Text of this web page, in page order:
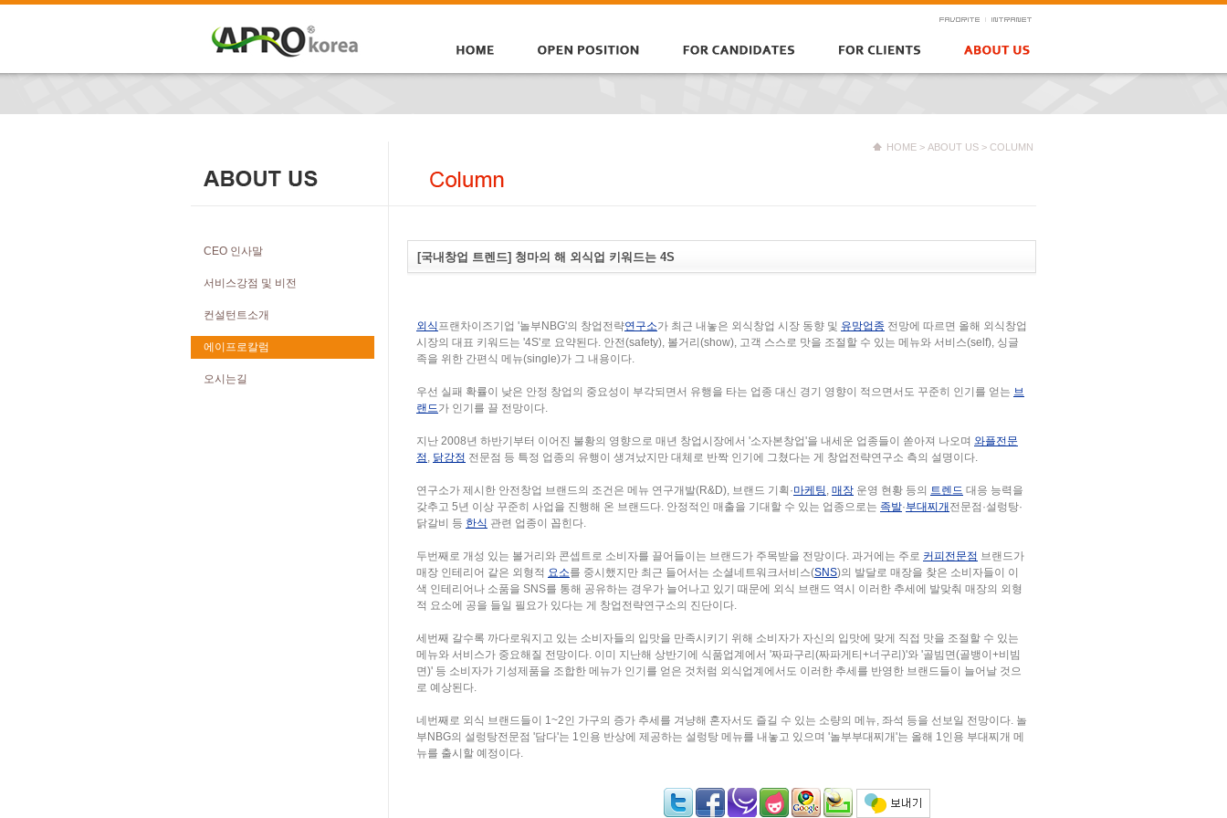
CEO 인사말
서비스강점 및 비전
컨설턴트소개
에이프로칼럼
오시는길
HOME > ABOUT US > COLUMN
[국내창업 트렌드] 청마의 해 외식업 키워드는 4S
외식프랜차이즈기업 '놀부NBG'의 창업전략연구소가 최근 내놓은 외식창업 시장 동향 및 유망업종 전망에 따르면 올해 외식창업
시장의 대표 키워드는 '4S'로 요약된다. 안전(safety), 볼거리(show), 고객 스스로 맛을 조절할 수 있는 메뉴와 서비스(self), 싱글
족을 위한 간편식 메뉴(single)가 그 내용이다.
우선 실패 확률이 낮은 안정 창업의 중요성이 부각되면서 유행을 타는 업종 대신 경기 영향이 적으면서도 꾸준히 인기를 얻는 브
랜드가 인기를 끌 전망이다.
지난 2008년 하반기부터 이어진 불황의 영향으로 매년 창업시장에서 '소자본창업'을 내세운 업종들이 쏟아져 나오며 와플전문
점 , 닭강정 전문점 등 특정 업종의 유행이 생겨났지만 대체로 반짝 인기에 그쳤다는 게 창업전략연구소 측의 설명이다.
연구소가 제시한 안전창업 브랜드의 조건은 메뉴 연구개발(R&D), 브랜드 기획·마케팅, 매장 운영 현황 등의 트렌드 대응 능력을
갖추고 5년 이상 꾸준히 사업을 진행해 온 브랜드다. 안정적인 매출을 기대할 수 있는 업종으로는 족발·부대찌개 전문점·설렁탕·
닭갈비 등 한식 관련 업종이 꼽힌다.
두번째로 개성 있는 볼거리와 콘셉트로 소비자를 끌어들이는 브랜드가 주목받을 전망이다. 과거에는 주로 커피전문점 브랜드가
매장 인테리어 같은 외형적 요소를 중시했지만 최근 들어서는 소셜네트워크서비스(SNS)의 발달로 매장을 찾은 소비자들이 이
색 인테리어나 소품을 SNS를 통해 공유하는 경우가 늘어나고 있기 때문에 외식 브랜드 역시 이러한 추세에 발맞춰 매장의 외형
적 요소에 공을 들일 필요가 있다는 게 창업전략연구소의 진단이다.
세번째 갈수록 까다로워지고 있는 소비자들의 입맛을 만족시키기 위해 소비자가 자신의 입맛에 맞게 직접 맛을 조절할 수 있는
메뉴와 서비스가 중요해질 전망이다. 이미 지난해 상반기에 식품업계에서 '짜파구리(짜파게티+너구리)'와 '골빔면(골뱅이+비빔
면)' 등 소비자가 기성제품을 조합한 메뉴가 인기를 얻은 것처럼 외식업계에서도 이러한 추세를 반영한 브랜드들이 늘어날 것으
로 예상된다.
네번째로 외식 브랜드들이 1~2인 가구의 증가 추세를 겨냥해 혼자서도 즐길 수 있는 소량의 메뉴, 좌석 등을 선보일 전망이다. 놀
부NBG의 설렁탕전문점 '담다'는 1인용 반상에 제공하는 설렁탕 메뉴를 내놓고 있으며 '놀부부대찌개'는 올해 1인용 부대찌개 메
뉴를 출시할 예정이다.